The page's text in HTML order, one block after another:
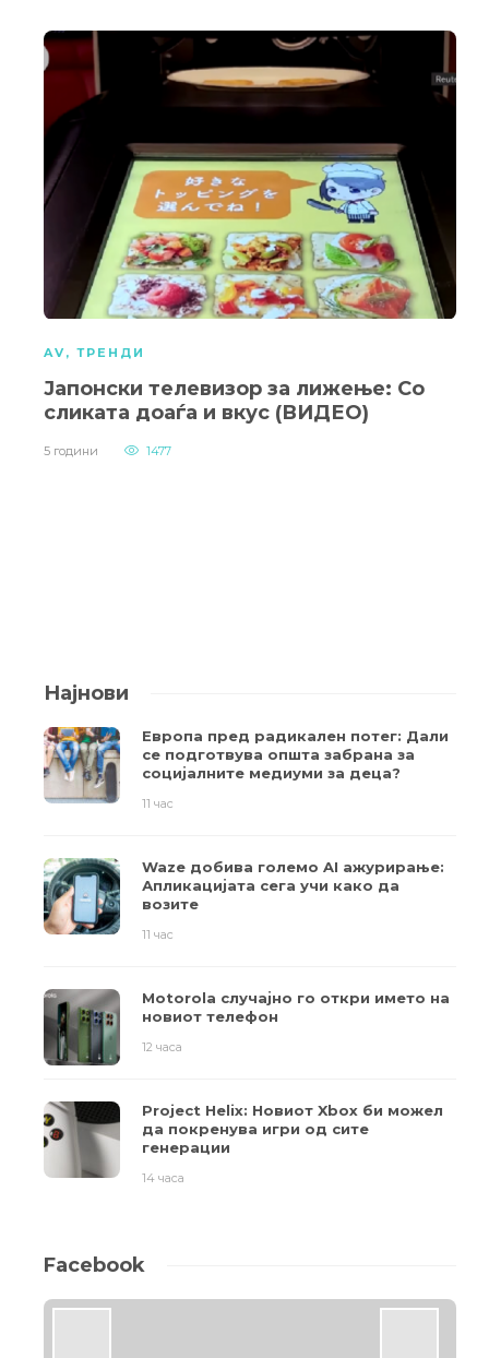
AV , ТРЕНДИ
Јапонски телевизор за лижење: Со
сликата доаѓа и вкус (ВИДЕО)
5 години 1477
Најнови
Европа пред радикален потег: Дали
се подготвува општа забрана за
социјалните медиуми за деца?
11 час
Waze добива големо AI ажурирање:
Апликацијата сега учи како да
возите
11 час
Motorola случајно го откри името на
новиот телефон
12 часа
Project Helix: Новиот Xbox би можел
да покренува игри од сите
генерации
14 часа
Facebook